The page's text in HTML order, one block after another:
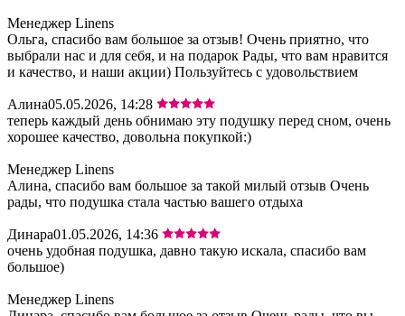
Менеджер Linens
Ольга, спасибо вам большое за отзыв! Очень приятно, что
выбрали нас и для себя, и на подарок Рады, что вам нравится
и качество, и наши акции) Пользуйтесь с удовольствием
Алина05.05.2026, 14:28
теперь каждый день обнимаю эту подушку перед сном, очень
хорошее качество, довольна покупкой:)
Менеджер Linens
Алина, спасибо вам большое за такой милый отзыв Очень
рады, что подушка стала частью вашего отдыха
Динара01.05.2026, 14:36
очень удобная подушка, давно такую искала, спасибо вам
большое)
Менеджер Linens